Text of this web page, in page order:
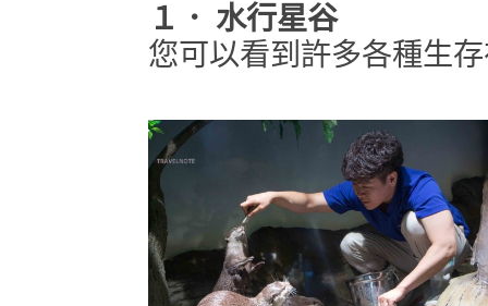
１． 水行星谷
您可以看到許多各種生